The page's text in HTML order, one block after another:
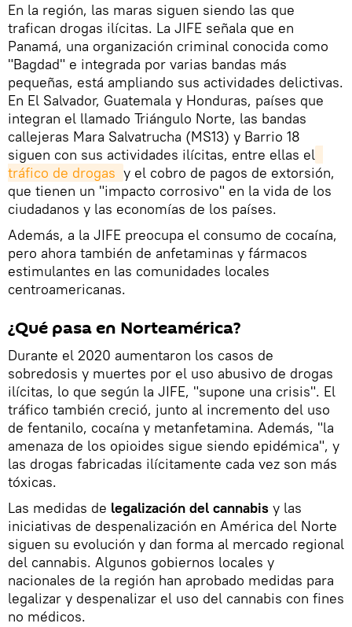
En la región, las maras siguen siendo las que
trafican drogas ilícitas. La JIFE señala que en
Panamá, una organización criminal conocida como
"Bagdad" e integrada por varias bandas más
pequeñas, está ampliando sus actividades delictivas.
En El Salvador, Guatemala y Honduras, países que
integran el llamado Triángulo Norte, las bandas
callejeras Mara Salvatrucha (MS13) y Barrio 18
siguen con sus actividades ilícitas, entre ellas el
tráfico de drogas y el cobro de pagos de extorsión,
que tienen un "impacto corrosivo" en la vida de los
ciudadanos y las economías de los países.
Además, a la JIFE preocupa el consumo de cocaína,
pero ahora también de anfetaminas y fármacos
estimulantes en las comunidades locales
centroamericanas.
¿Qué pasa en Norteamérica?
Durante el 2020 aumentaron los casos de
sobredosis y muertes por el uso abusivo de drogas
ilícitas, lo que según la JIFE, "supone una crisis". El
tráfico también creció, junto al incremento del uso
de fentanilo, cocaína y metanfetamina. Además, "la
amenaza de los opioides sigue siendo epidémica", y
las drogas fabricadas ilícitamente cada vez son más
tóxicas.
Las medidas de legalización del cannabis y las
iniciativas de despenalización en América del Norte
siguen su evolución y dan forma al mercado regional
del cannabis. Algunos gobiernos locales y
nacionales de la región han aprobado medidas para
legalizar y despenalizar el uso del cannabis con fines
no médicos.